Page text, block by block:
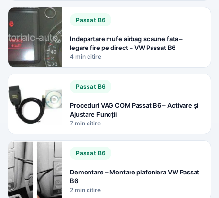
Passat B6
Indepartare mufe airbag scaune fata –
legare fire pe direct – VW Passat B6
4 min citire
Passat B6
Proceduri VAG COM Passat B6 – Activare și
Ajustare Funcții
7 min citire
Passat B6
Demontare – Montare plafoniera VW Passat
B6
2 min citire